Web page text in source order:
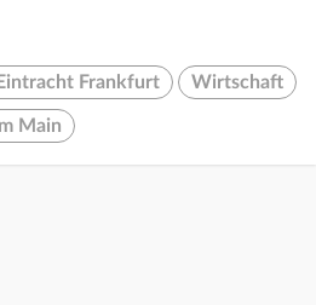
Eintracht Frankfurt Wirtschaft
Main